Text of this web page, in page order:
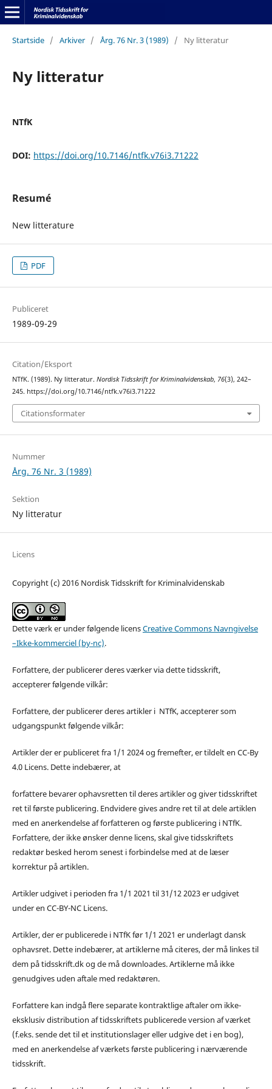
Startside / Arkiver / Årg. 76 Nr. 3 (1989) / Ny litteratur
Ny litteratur
NTfK
DOI: https://doi.org/10.7146/ntfk.v76i3.71222
Resumé
New litterature
PDF
Publiceret
1989-09-29
Citation/Eksport
NTfK. (1989). Ny litteratur. Nordisk Tidsskrift for Kriminalvidenskab, 76(3), 242–
245. https://doi.org/10.7146/ntfk.v76i3.71222
Citationsformater
Nummer
Årg. 76 Nr. 3 (1989)
Sektion
Ny litteratur
Licens
Copyright (c) 2016 Nordisk Tidsskrift for Kriminalvidenskab
Dette værk er under følgende licensCreative Commons Navngivelse
–Ikke-kommerciel (by-nc).
Forfattere, der publicerer deres værker via dette tidsskrift,
accepterer følgende vilkår:
Forfattere, der publicerer deres artikler i NTfK, accepterer som
udgangspunkt følgende vilkår:
Artikler der er publiceret fra 1/1 2024 og fremefter, er tildelt en CC-By
4.0 Licens. Dette indebærer, at
forfattere bevarer ophavsretten til deres artikler og giver tidsskriftet
ret til første publicering. Endvidere gives andre ret til at dele artiklen
med en anerkendelse af forfatteren og første publicering i NTfK.
Forfattere, der ikke ønsker denne licens, skal give tidsskriftets
redaktør besked herom senest i forbindelse med at de læser
korrektur på artiklen.
Artikler udgivet i perioden fra 1/1 2021 til 31/12 2023 er udgivet
under en CC-BY-NC Licens.
Artikler, der er publicerede i NTfK før 1/1 2021 er underlagt dansk
ophavsret. Dette indebærer, at artiklerne må citeres, der må linkes til
dem på tidsskrift.dk og de må downloades. Artiklerne må ikke
genudgives uden aftale med redaktøren.
Forfattere kan indgå flere separate kontraktlige aftaler om ikke-
eksklusiv distribution af tidsskriftets publicerede version af værket
(f.eks. sende det til et institutionslager eller udgive det i en bog),
med en anerkendelse af værkets første publicering i nærværende
tidsskrift.